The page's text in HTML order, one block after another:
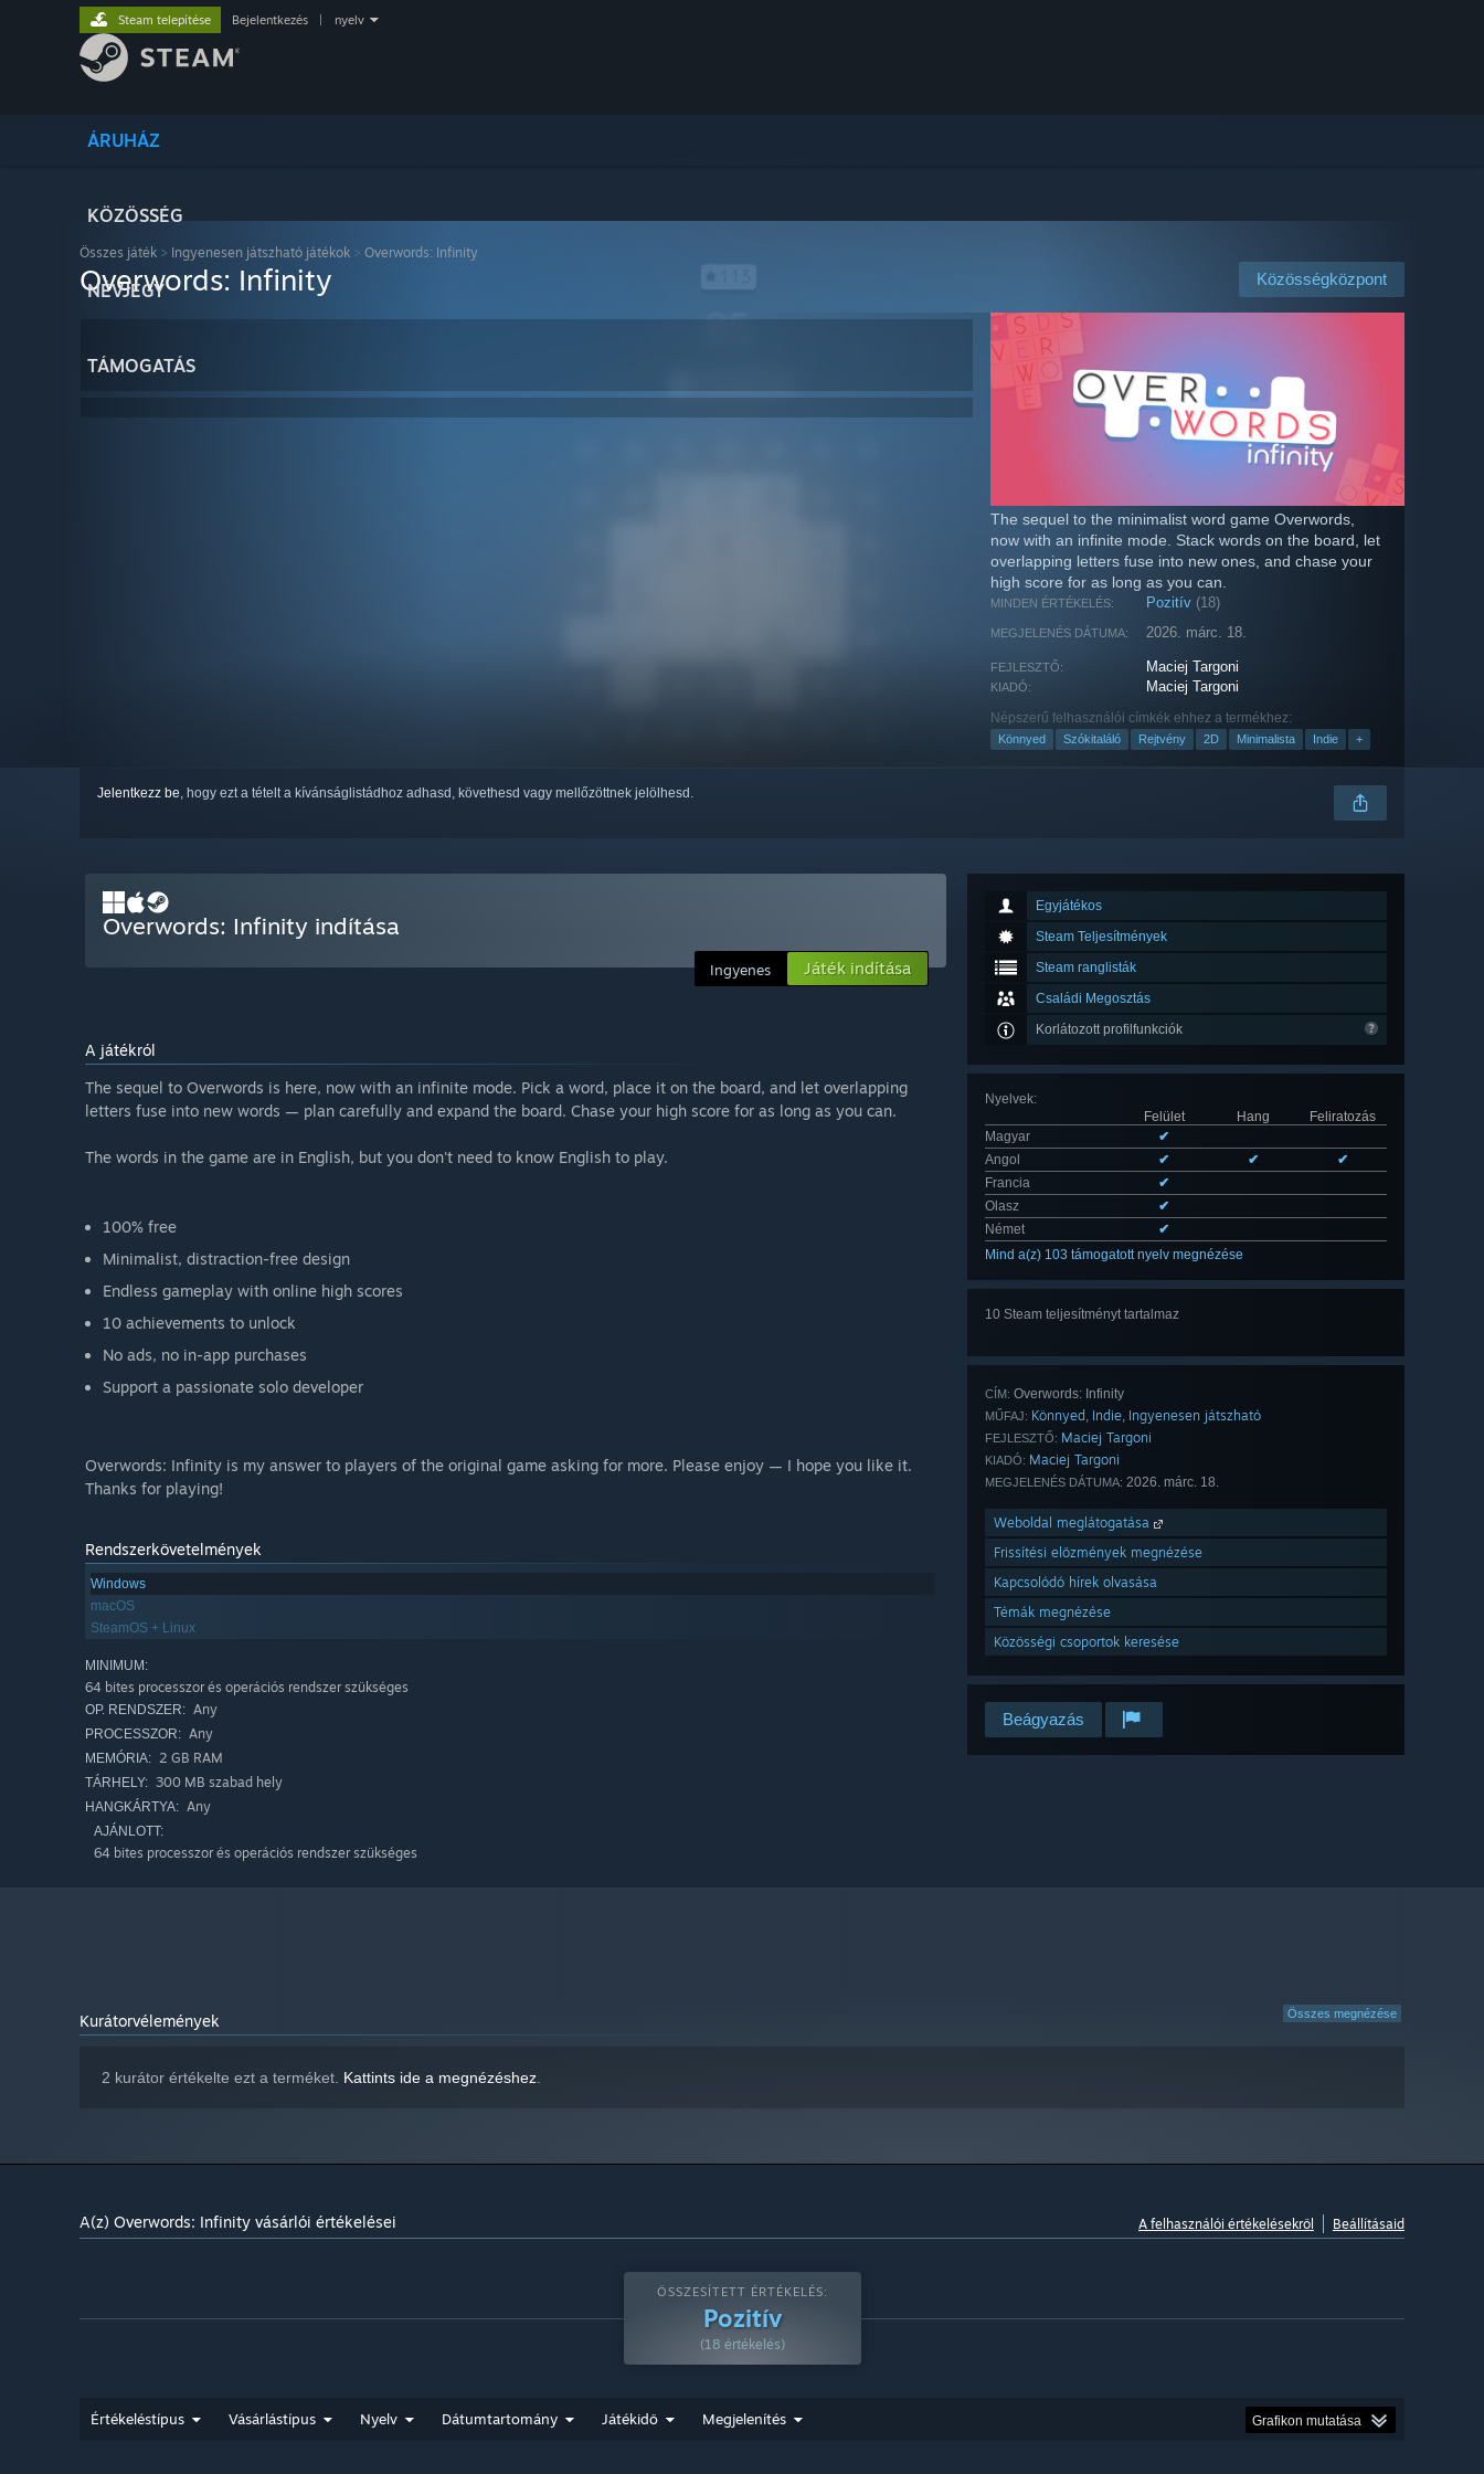
ÁRUHÁZ
KÖZÖSSÉG
NÉVJEGY
TÁMOGATÁS
Steam telepítése Bejelentkezés nyelv
Összes játék > Ingyenesen játszható játékok > Overwords: Infinity
Közösségközpont
Overwords: Infinity
The sequel to the minimalist word game Overwords,
now with an infinite mode. Stack words on the board, let
overlapping letters fuse into new ones, and chase your
high score for as long as you can.
MINDEN ÉRTÉKELÉS: Pozitív (18)
MEGJELENÉS DÁTUMA: 2026. márc. 18.
FEJLESZTŐ: Maciej Targoni
KIADÓ: Maciej Targoni
Népszerű felhasználói címkék ehhez a termékhez:
Könnyed Szókitaláló Rejtvény 2D Minimalista Indie +
Jelentkezz be, hogy ezt a tételt a kívánságlistádhoz adhasd, követhesd vagy mellőzöttnek jelölhesd.
Egyjátékos
Steam Teljesítmények
Steam ranglisták
Családi Megosztás
Korlátozott profilfunkciók
Nyelvek:
Felület
Hang
Feliratozás
Magyar
✔
Angol
✔ ✔
✔
Francia
✔
Olasz
✔
Német
✔
Mind a(z) 103 támogatott nyelv megnézése
10 Steam teljesítményt tartalmaz
CÍM: Overwords: Infinity
MŰFAJ: Könnyed, Indie, Ingyenesen játszható
FEJLESZTŐ: Maciej Targoni
KIADÓ: Maciej Targoni
MEGJELENÉS DÁTUMA: 2026. márc. 18.
Weboldal meglátogatása
Frissítési előzmények megnézése
Kapcsolódó hírek olvasása
Témák megnézése
Közösségi csoportok keresése
Beágyazás
Overwords: Infinity indítása
Ingyenes Játék indítása
A játékról
The sequel to Overwords is here, now with an infinite mode. Pick a word, place it on the board, and let overlapping
letters fuse into new words — plan carefully and expand the board. Chase your high score for as long as you can.
The words in the game are in English, but you don't need to know English to play.
100% free
Minimalist, distraction-free design
Endless gameplay with online high scores
10 achievements to unlock
No ads, no in-app purchases
Support a passionate solo developer
Overwords: Infinity is my answer to players of the original game asking for more. Please enjoy — I hope you like it.
Thanks for playing!
Rendszerkövetelmények
Windows
macOS
SteamOS + Linux
MINIMUM:
64 bites processzor és operációs rendszer szükséges
OP. RENDSZER: Any
PROCESSZOR: Any
MEMÓRIA: 2 GB RAM
TÁRHELY: 300 MB szabad hely
HANGKÁRTYA: Any
AJÁNLOTT:
64 bites processzor és operációs rendszer szükséges
Összes megnézése
Kurátorvélemények
2 kurátor értékelte ezt a terméket. Kattints ide a megnézéshez.
A(z) Overwords: Infinity vásárlói értékelései A felhasználói értékelésekről Beállításaid
ÖSSZESÍTETT ÉRTÉKELÉS:
Pozitív
(18 értékelés)
Értékeléstípus Vásárlástípus Nyelv Dátumtartomány Játékidő Megjelenítés Grafikon mutatása